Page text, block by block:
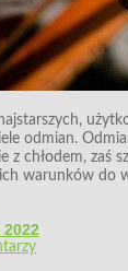
odmian.
z chłodem, zaś
warunków do